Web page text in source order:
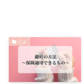
ピル